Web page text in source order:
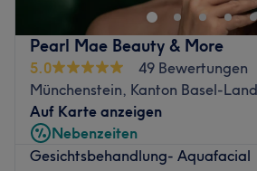
Pearl Mae Beauty & More
5.0
49 Bewertungen
Münchenstein, Kanton Basel-
Auf Karte anzeigen
Nebenzeiten
Gesichtsbehandlung- Aquafacial